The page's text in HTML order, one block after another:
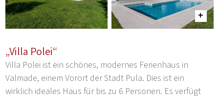
„Villa Polei“
Villa Polei ist ein schönes, modernes Ferienhaus in
Valmade, einem Vorort der Stadt Pula. Dies ist ein
wirklich ideales Haus für bis zu 6 Personen. Es verfügt